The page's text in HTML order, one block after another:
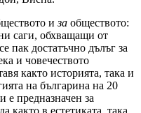
иза обществото:
саги, обхващащи от
пак достатъчно дълъг за
и човечеството
както историята, така и
на българина на 20
е предназначен за
както в естетиката, така